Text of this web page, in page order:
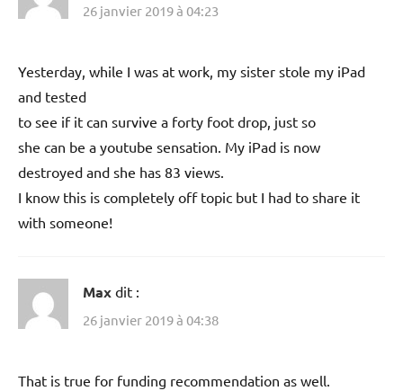
26 janvier 2019 à 04:23
Yesterday, while I was at work, my sister stole my iPad
and tested
to see if it can survive a forty foot drop, just so
she can be a youtube sensation. My iPad is now
destroyed and she has 83 views.
I know this is completely off topic but I had to share it
with someone!
Max dit :
26 janvier 2019 à 04:38
That is true for funding recommendation as well.